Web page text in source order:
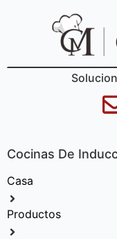
Cocinas De
Casa
Productos